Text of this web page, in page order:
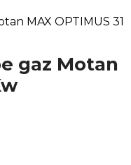
MAX OPTIMUS 31
gaz Motan